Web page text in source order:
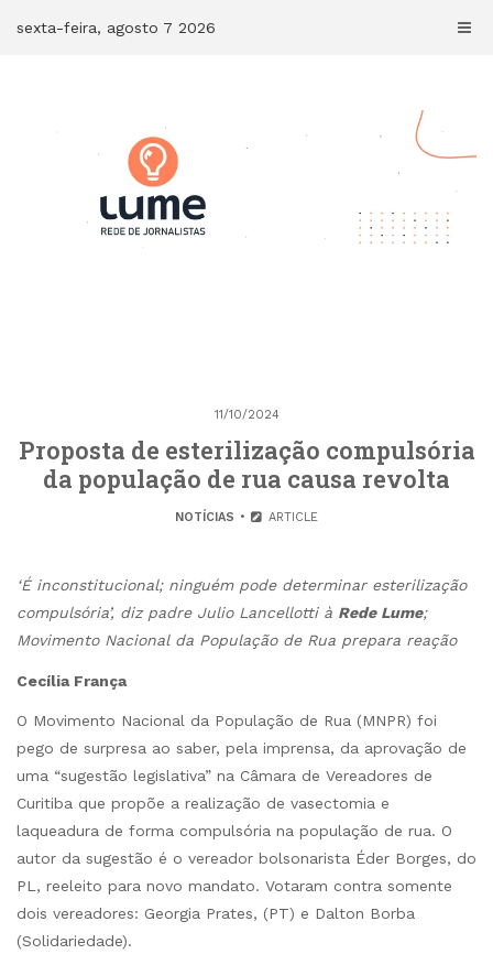
sexta-feira, agosto 7 2026
11/10/2024
Proposta de esterilização compulsória
da população de rua causa revolta
NOTÍCIAS ARTICLE
‘É inconstitucional; ninguém pode determinar esterilização
compulsória’, diz padre Julio Lancellotti à Rede Lume;
Movimento Nacional da População de Rua prepara reação
Cecília França
O Movimento Nacional da População de Rua (MNPR) foi
pego de surpresa ao saber, pela imprensa, da aprovação de
uma “sugestão legislativa” na Câmara de Vereadores de
Curitiba que propõe a realização de vasectomia e
laqueadura de forma compulsória na população de rua. O
autor da sugestão é o vereador bolsonarista Éder Borges, do
PL, reeleito para novo mandato. Votaram contra somente
dois vereadores: Georgia Prates, (PT) e Dalton Borba
(Solidariedade).